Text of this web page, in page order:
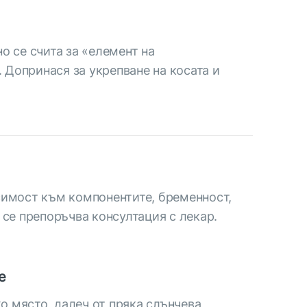
се счита за «елемент на
за укрепване на косата и
към компонентите, бременност,
препоръчва консултация с лекар.
място, далеч от пряка слънчева